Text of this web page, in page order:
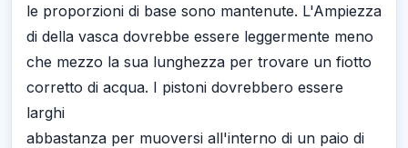
le proporzioni di base sono mantenute. L'Ampiezza
di della vasca dovrebbe essere leggermente meno
che mezzo la sua lunghezza per trovare un fiotto
corretto di acqua. I pistoni dovrebbero essere
larghi
abbastanza per muoversi all'interno di un paio di